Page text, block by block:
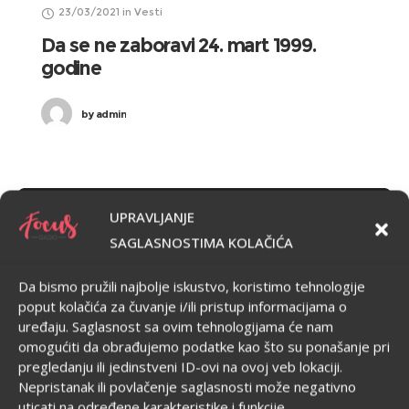
UPRAVLJANJE
SAGLASNOSTIMA KOLAČIĆA
Da bismo pružili najbolje iskustvo, koristimo tehnologije
poput kolačića za čuvanje i/ili pristup informacijama o
uređaju. Saglasnost sa ovim tehnologijama će nam
omogućiti da obrađujemo podatke kao što su ponašanje pri
pregledanju ili jedinstveni ID-ovi na ovoj veb lokaciji.
Nepristanak ili povlačenje saglasnosti može negativno
23/03/2021 in Vesti
Da se ne zaboravi 24. mart 1999.
godine
byadmin